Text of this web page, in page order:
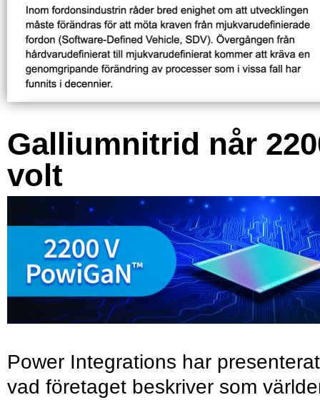
Galliumnitrid når
volt
Power Integrations har presenterat
vad företaget beskriver som